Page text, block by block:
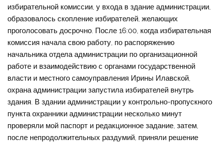
избирательной комиссии, у входа в здание администрации,
образовалось скопление избирателей, желающих
проголосовать досрочно. После 16:00, когда избирательная
комиссия начала свою работу, по распоряжению
начальника отдела администрации по организационной
работе и взаимодействию с органами государственной
власти и местного самоуправления Ирины Илавской,
охрана администрации запустила избирателей внутрь
здания. В здании администрации у контрольно-пропускного
пункта охранники администрации несколько минут
проверяли мой паспорт и редакционное задание, затем,
после непродолжительных раздумий, приняли решение